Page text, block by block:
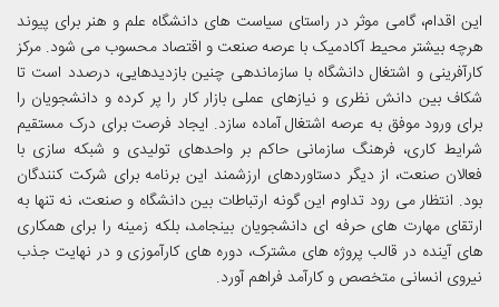
این اقدام، گامی موثر در راستای سیاست های دانشگاه علم و هنر برای پیوند
هرچه بیشتر محیط آکادمیک با عرصه صنعت و اقتصاد محسوب می شود. مرکز
کارآفرینی و اشتغال دانشگاه با سازماندهی چنین بازدیدهایی، درصدد است تا
شکاف بین دانش نظری و نیازهای عملی بازار کار را پر کرده و دانشجویان را
برای ورود موفق به عرصه اشتغال آماده سازد. ایجاد فرصت برای درک مستقیم
شرایط کاری، فرهنگ سازمانی حاکم بر واحدهای تولیدی و شبکه سازی با
فعالان صنعت، از دیگر دستاوردهای ارزشمند این برنامه برای شرکت کنندگان
بود. انتظار می رود تداوم این گونه ارتباطات بین دانشگاه و صنعت، نه تنها به
ارتقای مهارت های حرفه ای دانشجویان بینجامد، بلکه زمینه را برای همکاری
های آینده در قالب پروژه های مشترک، دوره های کارآموزی و در نهایت جذب
نیروی انسانی متخصص و کارآمد فراهم آورد.